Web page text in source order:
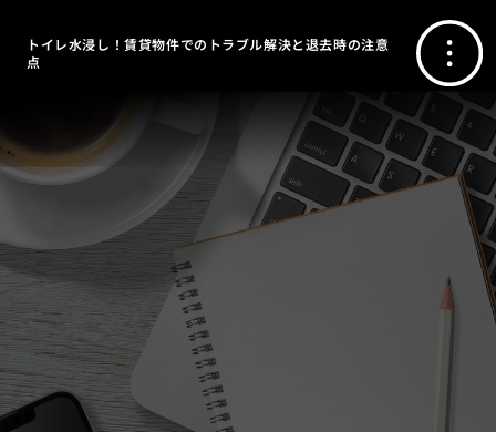
トイレ水浸し！賃貸物件でのトラブル解決と退去時の注意
点